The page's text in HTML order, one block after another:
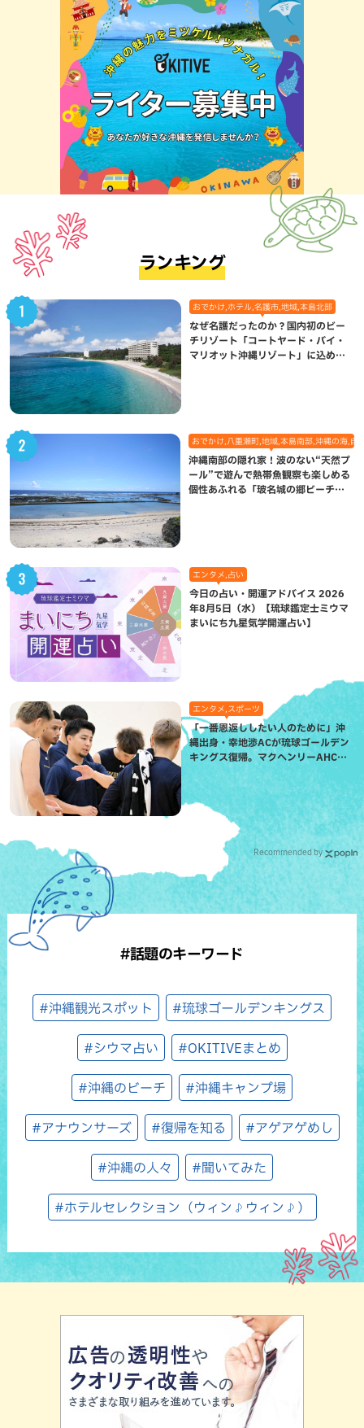
ランキング
おでかけ,ホテル,名護市,地域,本島北部
なぜ名護だったのか？国内初のビー
チリゾート「コートヤード・バイ・
マリオット沖縄リゾート」に込めら
おでかけ,八重瀬町,地域,本島南部,沖縄の海,自
沖縄南部の隠れ家！波のない“天然プ
ール”で遊んで熱帯魚観察も楽しめる
個性あふれる「玻名城の郷ビーチ」
エンタメ,占い
今日の占い・開運アドバイス 2026
年8月5日（水）【琉球鑑定士ミウマ
まいにち九星気学開運占い】
エンタメ,スポーツ
「一番恩返ししたい人のために」沖
縄出身・幸地渉ACが琉球ゴールデン
キングス復帰。マクヘンリーAHCに
信頼を寄せる理由
Recommended by
#話題のキーワード
#沖縄観光スポット #琉球ゴールデンキングス
#シウマ占い #OKITIVEまとめ
#沖縄のビーチ #沖縄キャンプ場
#アナウンサーズ #復帰を知る #アゲアゲめし
#沖縄の人々 #聞いてみた
#ホテルセレクション（ウィン♪ウィン♪）